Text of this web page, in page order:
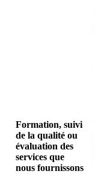
Formation, suivi
de la qualité ou
évaluation des
services que
nous fournissons